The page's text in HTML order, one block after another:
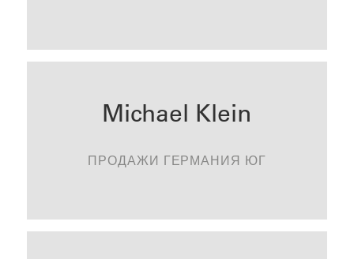
Michael Klein
ПРОДАЖИ ГЕРМАНИЯ ЮГ